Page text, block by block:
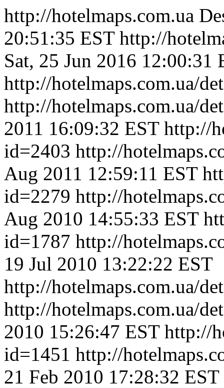
http://hotelmaps.com.ua
20:51:35 EST http://
Sat, 25 Jun 2016 12:00:31
http://hotelmaps.com.ua/
http://hotelmaps.com.ua/
2011 16:09:32 EST http://
id=2403 http://
Aug 2011 12:59:11 EST
id=2279 http://
Aug 2010 14:55:33 EST
id=1787 http://
19 Jul 2010 13:22:22 EST
http://hotelmaps.com.ua/
http://hotelmaps.com.ua/
2010 15:26:47 EST http://
id=1451 http://
21 Feb 2010 17:28:32 EST